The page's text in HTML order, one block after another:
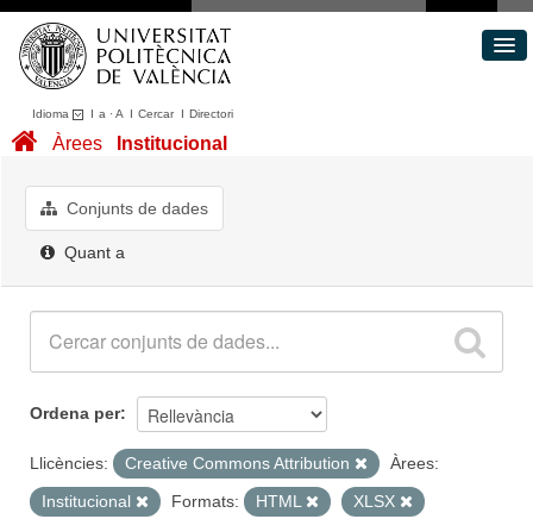
Idioma I a ·A I CercarI Directori
Conjunts de dades
Quant a
Àrees Institucional
Conjunts de dades
Quant a
Ordena per
Llicències: Creative Commons Attribution
Àrees:
Institucional
Formats: HTML
XLSX